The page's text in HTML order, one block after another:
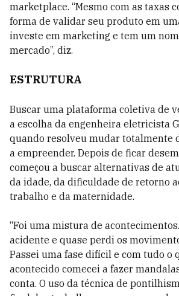
marketplace. “Mesmo com as taxas
forma de validar seu produto em
investe em marketing e tem um
mercado”, diz.
ESTRUTURA
Buscar uma plataforma coletiva de
a escolha da engenheira eletricista
quando resolveu mudar totalmente
a empreender. Depois de ficar
começou a buscar alternativas de
da idade, da dificuldade de retorno
trabalho e da maternidade.
“Foi uma mistura de
acidente e quase perdi os
Passei uma fase difícil e com tudo o
acontecido comecei a fazer
conta. O uso da técnica de